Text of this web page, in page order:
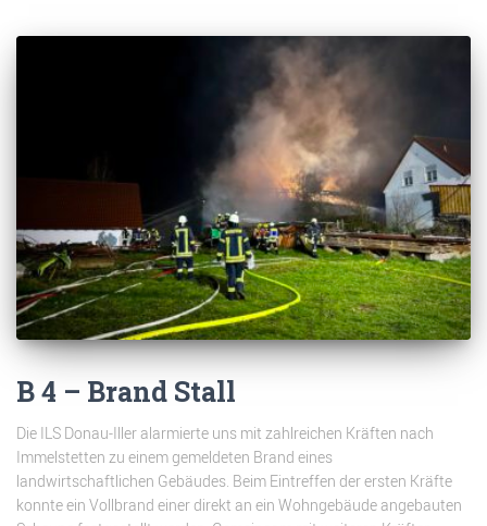
B 4 – Brand Stall
Die ILS Donau-Iller alarmierte uns mit zahlreichen Kräften nach
Immelstetten zu einem gemeldeten Brand eines
landwirtschaftlichen Gebäudes. Beim Eintreffen der ersten Kräfte
konnte ein Vollbrand einer direkt an ein Wohngebäude angebauten